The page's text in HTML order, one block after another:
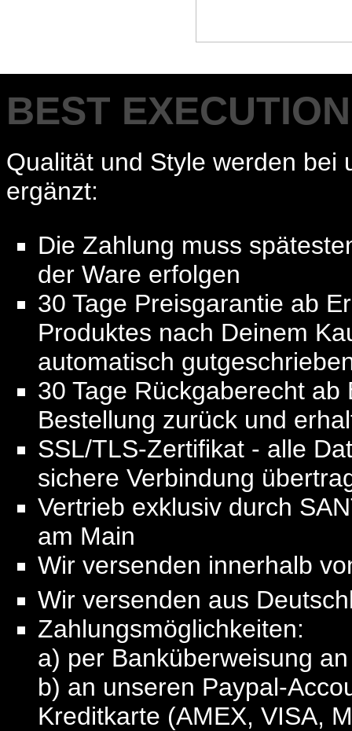
BEST EXECUTION
Qualität und Style werden
ergänzt:
Die Zahlung muss
der Ware erfolgen
30 Tage Preisgarantie ab
Produktes nach Deinem
automatisch
30 Tage Rückgaberecht
Bestellung zurück und
SSL/TLS-Zertifikat - alle
sichere Verbindung
Vertrieb exklusiv durch
am Main
Wir versenden innerhalb
Wir versenden aus
Zahlungsmöglichkeiten:
a) per Banküberweisung
b) an unseren Paypal-
Kreditkarte (AMEX, VISA,